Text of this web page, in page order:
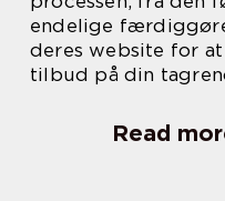
endelige
deres website for
tilbud på din
Read